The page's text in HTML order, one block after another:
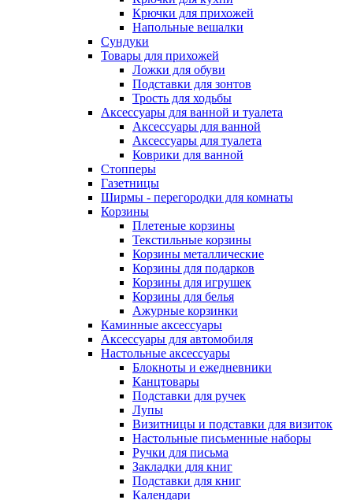
Крючки для прихожей
Напольные вешалки
Сундуки
Товары для прихожей
Ложки для обуви
Подставки для зонтов
Трость для ходьбы
Аксессуары для ванной и туалета
Аксессуары для ванной
Аксессуары для туалета
Коврики для ванной
Стопперы
Газетницы
Ширмы - перегородки для комнаты
Корзины
Плетеные корзины
Текстильные корзины
Корзины металлические
Корзины для подарков
Корзины для игрушек
Корзины для белья
Ажурные корзинки
Каминные аксессуары
Аксессуары для автомобиля
Настольные аксессуары
Блокноты и ежедневники
Канцтовары
Подставки для ручек
Лупы
Визитницы и подставки для визиток
Настольные письменные наборы
Ручки для письма
Закладки для книг
Подставки для книг
Календари